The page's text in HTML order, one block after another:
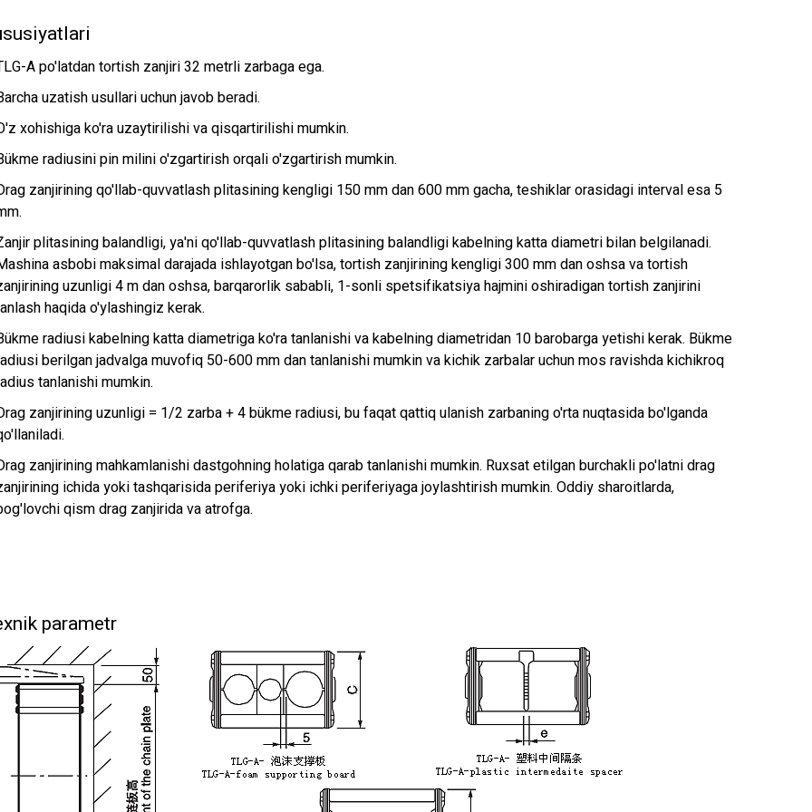
A po'latdan tortish zanjiri 32 metrli zarbaga ega.
uzatish usullari uchun javob beradi.
xohishiga ko'ra uzaytirilishi va qisqartirilishi mumkin.
radiusini pin milini o'zgartirish orqali o'zgartirish mumkin.
zanjirining qo'llab-quvvatlash plitasining kengligi 150 mm dan 600 mm gacha, teshiklar orasidagi interval esa 5
plitasining balandligi, ya'ni qo'llab-quvvatlash plitasining balandligi kabelning katta diametri bilan belgilanadi.
asbobi maksimal darajada ishlayotgan bo'lsa, tortish zanjirining kengligi 300 mm dan oshsa va tortish
uzunligi 4 m dan oshsa, barqarorlik sababli, 1-sonli spetsifikatsiya hajmini oshiradigan tortish zanjirini
haqida o'ylashingiz kerak.
radiusi kabelning katta diametriga ko'ra tanlanishi va kabelning diametridan 10 barobarga yetishi kerak. Bükme
berilgan jadvalga muvofiq 50-600 mm dan tanlanishi mumkin va kichik zarbalar uchun mos ravishda kichikroq
tanlanishi mumkin.
zanjirining uzunligi = 1/2 zarba + 4 bükme radiusi, bu faqat qattiq ulanish zarbaning o'rta nuqtasida bo'lganda
zanjirining mahkamlanishi dastgohning holatiga qarab tanlanishi mumkin. Ruxsat etilgan burchakli po'latni drag
ichida yoki tashqarisida periferiya yoki ichki periferiyaga joylashtirish mumkin. Oddiy sharoitlarda,
qism drag zanjirida va atrofga.
parametr